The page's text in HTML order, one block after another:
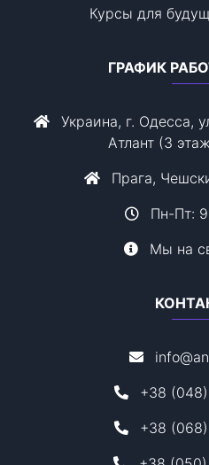
Курсы для
ГРАФИК
Украина, г. Одесса,
Атлант (3
Прага,
Пн-Пт:
Мы на
+38
+38